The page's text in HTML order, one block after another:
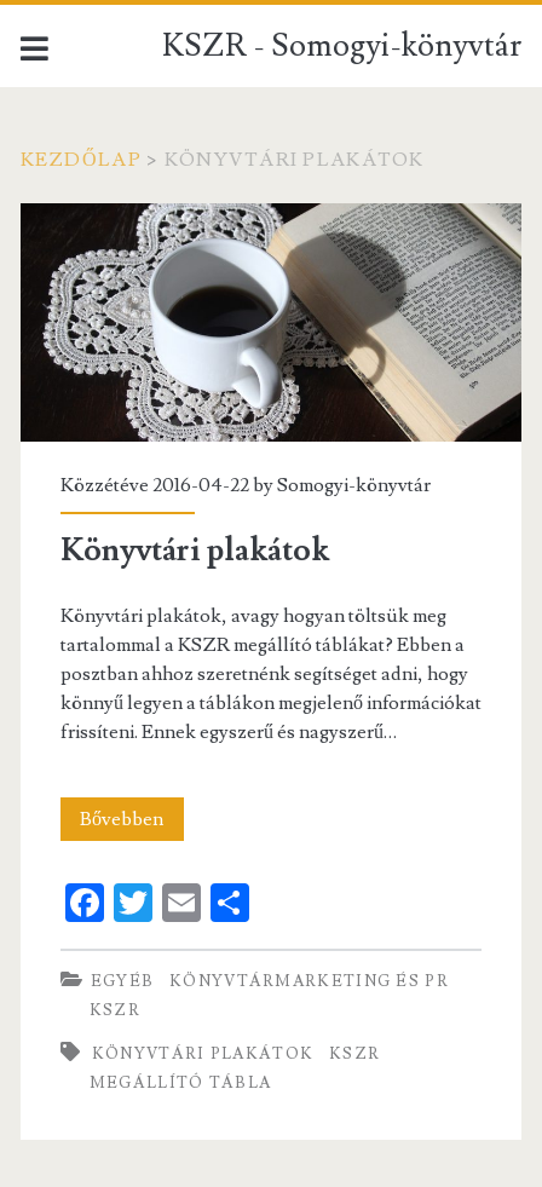
KSZR - Somogyi-könyvtár
KEZDŐLAP > KÖNYVTÁRI PLAKÁTOK
Címke:
<span>Könyvtári
plakátok</span>
Közzétéve 2016-04-22 bySomogyi-könyvtár
Könyvtári plakátok
Könyvtári plakátok, avagy hogyan töltsük meg
tartalommal a KSZR megállító táblákat? Ebben a
posztban ahhoz szeretnénk segítséget adni, hogy
könnyű legyen a táblákon megjelenő információkat
frissíteni. Ennek egyszerű és nagyszerű…
BővebbenKönyvtári
Fa
ce
b
o
o
k
T
w
itt
E
m
ai
S
ha
re
EGYÉB
KÖNYVTÁRMARKETING ÉS PR
KSZR
KÖNYVTÁRI PLAKÁTOK
KSZR
MEGÁLLÍTÓ TÁBLA